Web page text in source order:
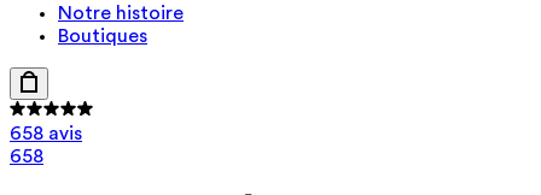
Notre histoire
Boutiques
658 avis
658